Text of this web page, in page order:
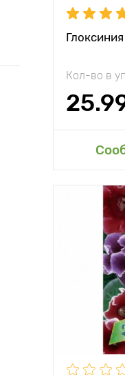
Кол-во в
Особенности
Высота
Растояние
растениями